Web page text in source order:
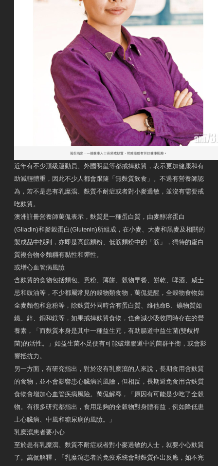
近年有不少頂級運動員、外國明星等都戒掉麩質，表示更加健康和有
助減輕體重，因此不少人都會跟隨「無麩質飲食」。不過有營養師認
為，若不是患有乳糜瀉、麩質不耐症或者對小麥過敏，並沒有需要戒
吃麩質。
澳洲註冊營養師萬侃表示，麩質是一種蛋白質，由麥醇溶蛋白
(Gliadin)和麥穀蛋白(Glutenin)所組成，在小麥、大麥和黑麥及相關的
製成品中找到，亦即是高筋麵粉、低筋麵粉中的「筋」，獨特的蛋白
質複合物令麵糰有黏性和彈性。
或增心血管病風險
含麩質的食物包括麵包、意粉、薄餅、穀物早餐、餅乾、啤酒、威士
忌和豉油等，不少都屬常見的穀物類食物，萬侃提醒，全穀物食物如
全麥麵包和意粉等，除麩質外同時含有蛋白質、維他命B、礦物質如
鐵、鋅、銅和鎂等，如果戒掉麩質食物，也會減少吸收同時存在的營
養素，「而麩質本身是其中一種益生元，有助腸道中益生菌(雙歧桿
菌)的活性。」如益生菌不足便有可能破壞腸道中的菌群平衡，或會影
響抵抗力。
另一方面，有研究指出，對於沒有乳糜瀉的人來說，長期食用含麩質
的食物，並不會影響患心臟病的風險，但相反，長期避免食用含麩質
食物會增加心血管疾病風險。萬侃解釋，「原因有可能是少吃了全穀
物。有很多研究都指出，食用足夠的全穀物對身體有益，例如降低患
上心臟病、中風和糖尿病的風險。」
乳糜瀉患者要小心
至於患有乳糜瀉、麩質不耐症或者對小麥過敏的人士，就要小心麩質
了。萬侃解釋，「乳糜瀉患者的免疫系統會對麩質作出反應，如不完